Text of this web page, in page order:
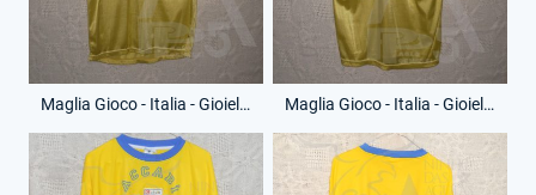
Maglia Gioco - Italia - Gioielleria Gi.Bi. Shop - Anno 1990 - 10 - (Fronte) Maglia Gioco - Italia - Gioielleria Gi.Bi. Shop - Anno 1990 - 10 - (Retro)